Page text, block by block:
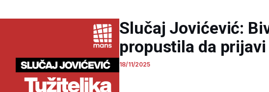
Slučaj Jovićević:
propustila da
18/11/2025